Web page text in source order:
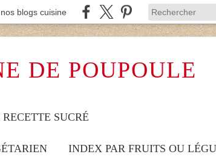
blogs cuisine
DE POUPOULE
SUCRÉ
INDEX PAR FRUITS OU